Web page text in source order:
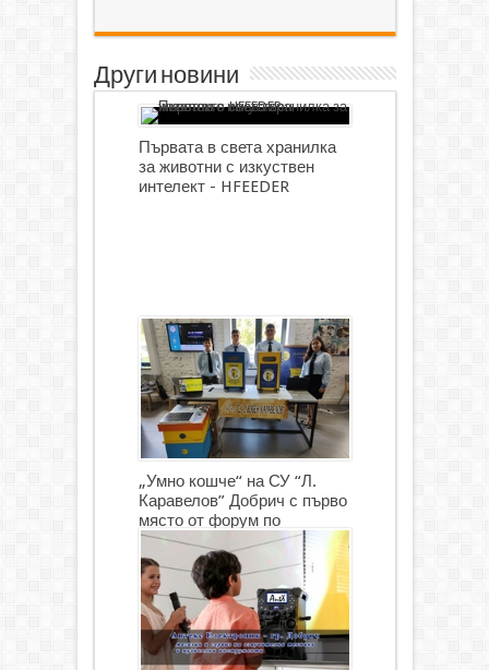
Други новини
Първата в света хранилка
за животни с изкуствен
интелект - HFEEDER
„Умно кошче“ на СУ “Л.
Каравелов” Добрич с първо
място от форум по
роботика